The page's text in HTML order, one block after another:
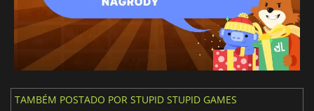
TAMBÉM POSTADO POR STUPID STUPID GAMES